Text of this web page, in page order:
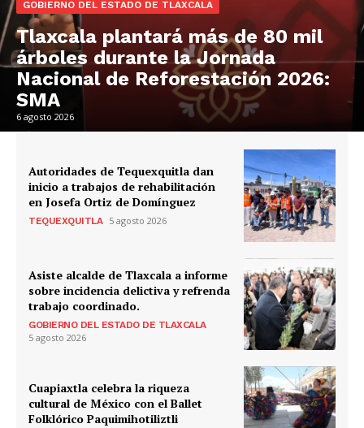
GOBIERNO DEL ESTADO DE TLAXCALA
Tlaxcala plantará más de 80 mil
árboles durante la Jornada
Nacional de Reforestación 2026:
SMA
6 agosto 2026
Autoridades de Tequexquitla dan
inicio a trabajos de rehabilitación
en Josefa Ortiz de Domínguez
TEQUEXQUITLA 5 agosto 2026
Asiste alcalde de Tlaxcala a informe
sobre incidencia delictiva y refrenda
trabajo coordinado.
GOBIERNO DEL ESTADO DE TLAXCALA
5 agosto 2026
Cuapiaxtla celebra la riqueza
cultural de México con el Ballet
Folklórico Paquimihotiliztli